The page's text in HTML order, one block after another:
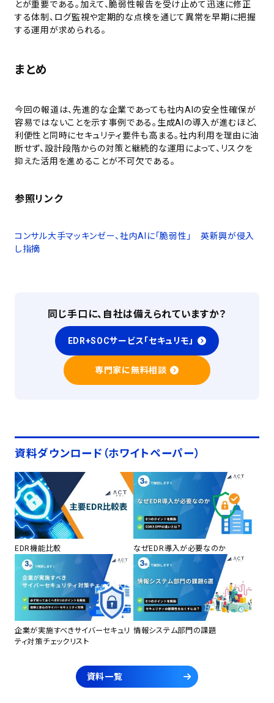
とが重要である。加えて、脆弱性報告を受け止めて迅速に修正
する体制、ログ監視や定期的な点検を通じて異常を早期に把握
する運用が求められる。
まとめ
今回の報道は、先進的な企業であっても社内AIの安全性確保が
容易ではないことを示す事例である。生成AIの導入が進むほど、
利便性と同時にセキュリティ要件も高まる。社内利用を理由に油
断せず、設計段階からの対策と継続的な運用によって、リスクを
抑えた活用を進めることが不可欠である。
参照リンク
コンサル大手マッキンゼー、社内AIに「脆弱性」 英新興が侵入
し指摘
同じ手口に、自社は備えられていますか？
EDR+SOCサービス「セキュリモ」
専門家に無料相談
資料ダウンロード（ホワイトペーパー）
EDR機能比較 なぜEDR導入が必要なのか
企業が実施すべきサイバーセキュリ
ティ対策チェックリスト
情報システム部門の課題
資料一覧